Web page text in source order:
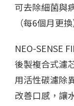
可去除細菌與
（每6個月更換
NEO-SENSE
後製複合式濾
用活性碳濾除
改善口感，讓